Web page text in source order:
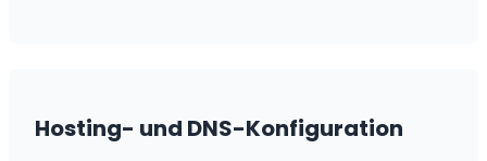
Hosting- und DNS-Konfiguration